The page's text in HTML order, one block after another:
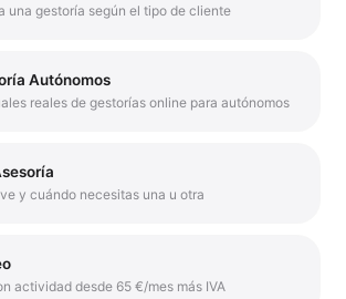
una gestoría según el tipo de cliente
Autónomos
reales de gestorías online para autónomos
y cuándo necesitas una u otra
actividad desde 65 €/mes más IVA